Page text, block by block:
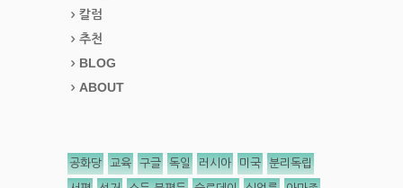
칼럼
추천
BLOG
ABOUT
공화당 교육 구글 독일 러시아 미국 분리독립